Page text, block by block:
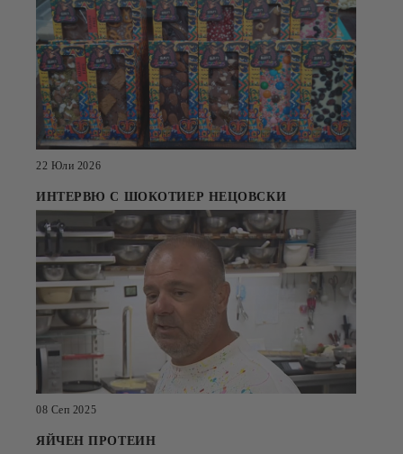
22 Юли 2026
ИНТЕРВЮ С ШОКОТИЕР НЕЦОВСКИ
08 Сеп 2025
ЯЙЧЕН ПРОТЕИН